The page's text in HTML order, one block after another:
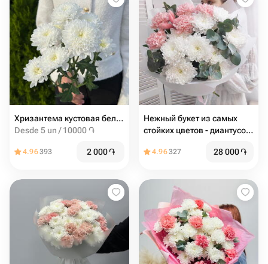
Хризантема кустовая белая
Desde 5 un / 10000 ֏
4.96393 2 000֏
Нежный букет из самых
стойких цветов - диантусов
4.96327 28 000֏